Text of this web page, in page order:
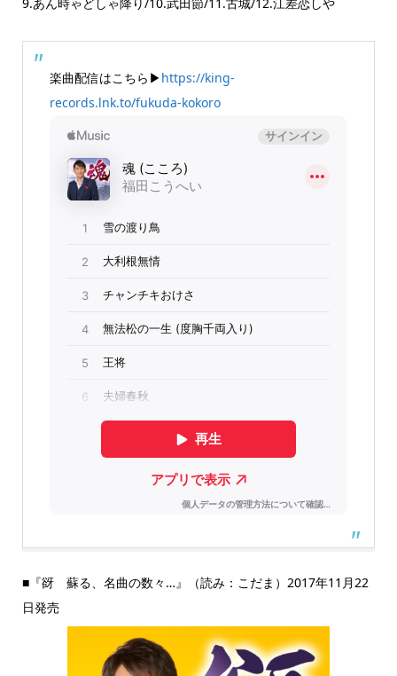
楽曲配信はこちら▶ https://king-
records.lnk.to/fukuda-kokoro
■『谺 蘇る、名曲の数々…』（読み：こだま）2017年11月22
日発売